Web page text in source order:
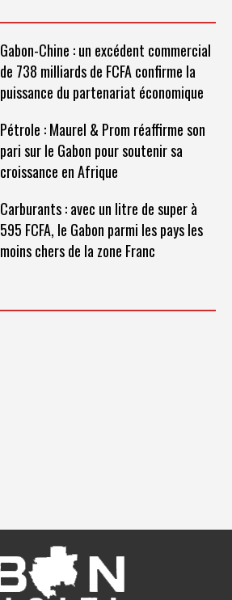
Gabon-Chine : un excédent commercial
de 738 milliards de FCFA confirme la
puissance du partenariat économique
Pétrole : Maurel & Prom réaffirme son
pari sur le Gabon pour soutenir sa
croissance en Afrique
Carburants : avec un litre de super à
595 FCFA, le Gabon parmi les pays les
moins chers de la zone Franc